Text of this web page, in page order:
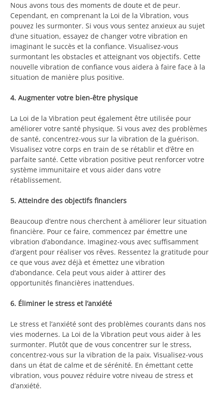
Nous avons tous des moments de doute et de peur.
Cependant, en comprenant la Loi de la Vibration, vous
pouvez les surmonter. Si vous vous sentez anxieux au sujet
d’une situation, essayez de changer votre vibration en
imaginant le succès et la confiance. Visualisez-vous
surmontant les obstacles et atteignant vos objectifs. Cette
nouvelle vibration de confiance vous aidera à faire face à la
situation de manière plus positive.
4. Augmenter votre bien-être physique
La Loi de la Vibration peut également être utilisée pour
améliorer votre santé physique. Si vous avez des problèmes
de santé, concentrez-vous sur la vibration de la guérison.
Visualisez votre corps en train de se rétablir et d’être en
parfaite santé. Cette vibration positive peut renforcer votre
système immunitaire et vous aider dans votre
rétablissement.
5. Atteindre des objectifs financiers
Beaucoup d’entre nous cherchent à améliorer leur situation
financière. Pour ce faire, commencez par émettre une
vibration d’abondance. Imaginez-vous avec suffisamment
d’argent pour réaliser vos rêves. Ressentez la gratitude pour
ce que vous avez déjà et émettez une vibration
d’abondance. Cela peut vous aider à attirer des
opportunités financières inattendues.
6. Éliminer le stress et l’anxiété
Le stress et l’anxiété sont des problèmes courants dans nos
vies modernes. La Loi de la Vibration peut vous aider à les
surmonter. Plutôt que de vous concentrer sur le stress,
concentrez-vous sur la vibration de la paix. Visualisez-vous
dans un état de calme et de sérénité. En émettant cette
vibration, vous pouvez réduire votre niveau de stress et
d’anxiété.